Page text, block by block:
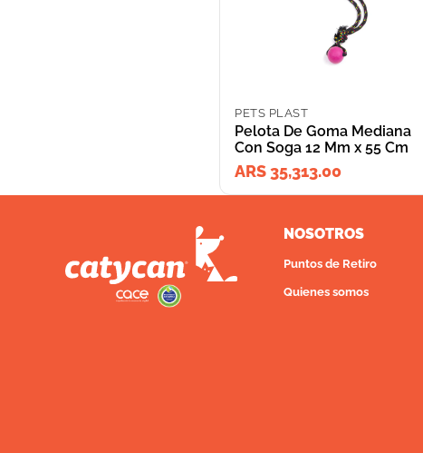
PETS PLAST
Pelota De Goma Mediana
Con Soga 12 Mm x 55 Cm
ARS 35,313.00
NOSOTROS
Puntos de Retiro
Quienes somos